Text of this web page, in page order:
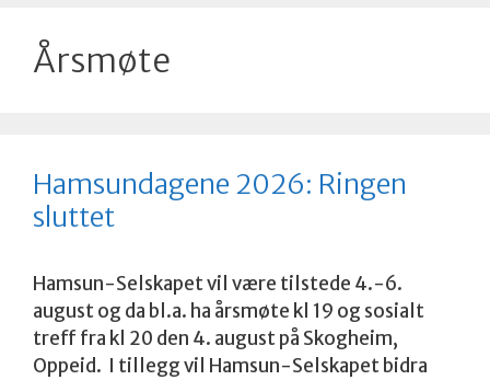
Årsmøte
Hamsundagene 2026: Ringen
sluttet
Hamsun-Selskapet vil være tilstede 4.-6.
august og da bl.a. ha årsmøte kl 19 og sosialt
treff fra kl 20 den 4. august på Skogheim,
Oppeid. I tillegg vil Hamsun-Selskapet bidra